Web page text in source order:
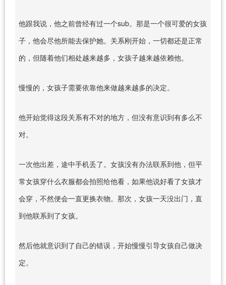
他跟我说，他之前曾经有过一个sub。那是一个很可爱的女孩
子，他会尽他所能去保护她。关系刚开始，一切都还是正常
的，但随着他们相处越来越多，女孩子越来越依赖他。
慢慢的，女孩子需要依靠他来做越来越多的决定。
他开始觉得这段关系有不对的地方，但没有意识到有多么不
对。
一次他出差，途中手机丢了。女孩没有办法联系到他，但平
常女孩穿什么衣服都会拍照给他看，如果他说好看了女孩才
会穿，不然便会一直更换衣物。那次，女孩一天没出门，直
到他联系到了女孩。
然后他就意识到了自己的错误，开始慢慢引导女孩自己做决
定。